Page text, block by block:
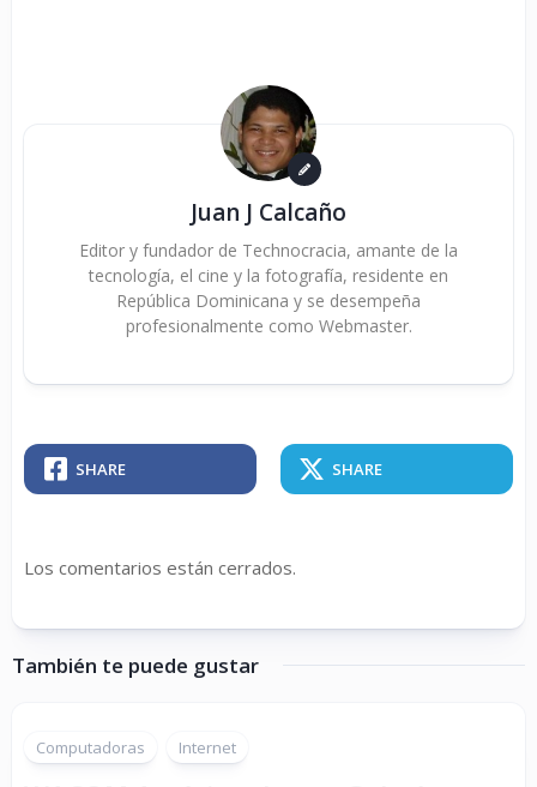
Juan J Calcaño
Editor y fundador de Technocracia, amante de la
tecnología, el cine y la fotografía, residente en
República Dominicana y se desempeña
profesionalmente como Webmaster.
SHARE SHARE
Los comentarios están cerrados.
También te puede gustar
Computadoras Internet